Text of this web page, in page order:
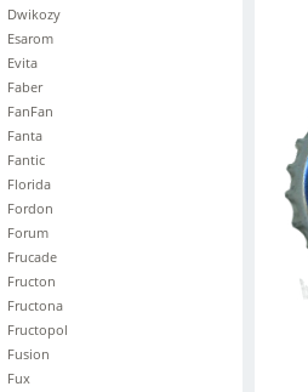
Dwikozy
Esarom
Evita
Faber
FanFan
Fanta
Fantic
Florida
Fordon
Forum
Frucade
Fructon
Fructona
Fructopol
Fusion
Fux